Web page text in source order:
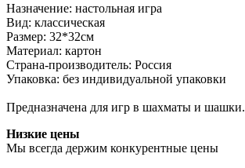
Назначение: настольная игра
Вид: классическая
Размер: 32*32см
Материал: картон
Страна-производитель: Россия
Упаковка: без индивидуальной упаковки
Предназначена для игр в шахматы и шашки.
Низкие цены
Мы всегда держим конкурентные цены